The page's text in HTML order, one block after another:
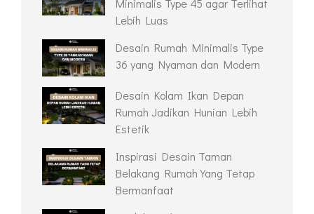
Minimalis Type 45 agar Terlihat
Lebih Luas
Desain Rumah Minimalis Type
36 yang Nyaman dan Modern
Desain Kolam Ikan Depan
Rumah Jadikan Hunian Lebih
Estetik
Inspirasi Desain Taman
Belakang Rumah Yang Tetap
Bermanfaat